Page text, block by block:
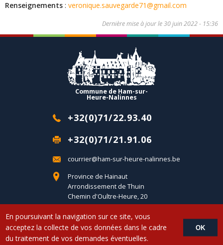
Renseignements : veronique.sauvegarde71@gmail.com
Dernière mise à jour le30 juin 2022 - 15:36
Commune de Ham-sur-
Heure-Nalinnes
+32(0)71/22.93.40
+32(0)71/21.91.06
courrier@ham-sur-heure-nalinnes.be
Province de Hainaut
Arrondissement de Thuin
Chemin d'Oultre-Heure, 20
B-6120 Ham-sur-Heure
Copyright © 2017 Commune d'Ham-sur-Heure-Nalinnes - Developed by
LemonCom
En poursuivant la navigation sur ce site, vous
acceptez la collecte de vos données dans le cadre
du traitement de vos demandes éventuelles.
OK